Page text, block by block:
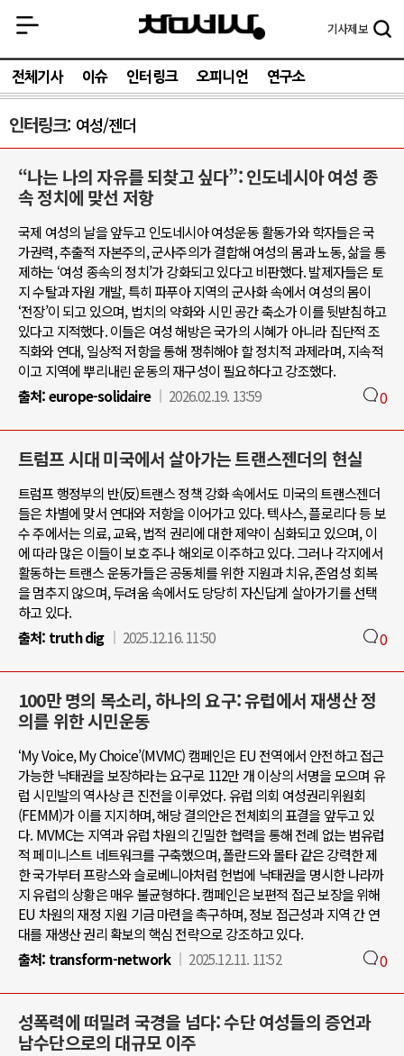
기사제보
전체기사 이슈 인터링크 오피니언 연구소
인터링크 여성/젠더
“나는 나의 자유를 되찾고 싶다”: 인도네시아 여성 종
속 정치에 맞선 저항
국제 여성의 날을 앞두고 인도네시아 여성운동 활동가와 학자들은 국
가권력, 추출적 자본주의, 군사주의가 결합해 여성의 몸과 노동, 삶을 통
제하는 ‘여성 종속의 정치’가 강화되고 있다고 비판했다. 발제자들은 토
지 수탈과 자원 개발, 특히 파푸아 지역의 군사화 속에서 여성의 몸이
‘전장’이 되고 있으며, 법치의 약화와 시민 공간 축소가 이를 뒷받침하고
있다고 지적했다. 이들은 여성 해방은 국가의 시혜가 아니라 집단적 조
직화와 연대, 일상적 저항을 통해 쟁취해야 할 정치적 과제라며, 지속적
이고 지역에 뿌리내린 운동의 재구성이 필요하다고 강조했다.
출처:europe-solidaire 2026.02.19. 13:59 0
트럼프 시대 미국에서 살아가는 트랜스젠더의 현실
트럼프 행정부의 반(反)트랜스 정책 강화 속에서도 미국의 트랜스젠더
들은 차별에 맞서 연대와 저항을 이어가고 있다. 텍사스, 플로리다 등 보
수 주에서는 의료, 교육, 법적 권리에 대한 제약이 심화되고 있으며, 이
에 따라 많은 이들이 보호 주나 해외로 이주하고 있다. 그러나 각지에서
활동하는 트랜스 운동가들은 공동체를 위한 지원과 치유, 존엄성 회복
을 멈추지 않으며, 두려움 속에서도 당당히 자신답게 살아가기를 선택
하고 있다.
출처: truth dig 2025.12.16. 11:50 0
100만 명의 목소리, 하나의 요구: 유럽에서 재생산 정
의를 위한 시민운동
‘My Voice, My Choice’(MVMC) 캠페인은 EU 전역에서 안전하고 접근
가능한 낙태권을 보장하라는 요구로 112만 개 이상의 서명을 모으며 유
럽 시민발의 역사상 큰 진전을 이루었다. 유럽 의회 여성권리위원회
(FEMM)가 이를 지지하며, 해당 결의안은 전체회의 표결을 앞두고 있
다. MVMC는 지역과 유럽 차원의 긴밀한 협력을 통해 전례 없는 범유럽
적 페미니스트 네트워크를 구축했으며, 폴란드와 몰타 같은 강력한 제
한 국가부터 프랑스와 슬로베니아처럼 헌법에 낙태권을 명시한 나라까
지 유럽의 상황은 매우 불균형하다. 캠페인은 보편적 접근 보장을 위해
EU 차원의 재정 지원 기금 마련을 촉구하며, 정보 접근성과 지역 간 연
대를 재생산 권리 확보의 핵심 전략으로 강조하고 있다.
출처: transform-network 2025.12.11. 11:52 0
성폭력에 떠밀려 국경을 넘다: 수단 여성들의 증언과
남수단으로의 대규모 이주